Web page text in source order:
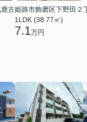
古姫路市飾磨区下野田２
1LDK (38.77㎡)
7.1万円